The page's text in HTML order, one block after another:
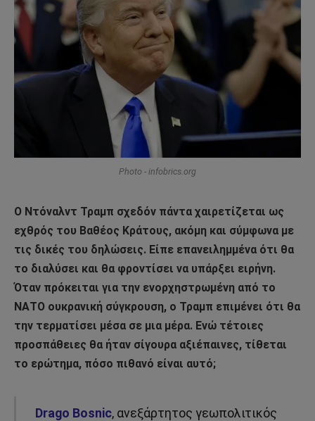
Photo - infobrics.org
Ο Ντόναλντ Τραμπ σχεδόν πάντα χαιρετίζεται ως
εχθρός του Βαθέος Κράτους, ακόμη και σύμφωνα με
τις δικές του δηλώσεις. Είπε επανειλημμένα ότι θα
το διαλύσει και θα φροντίσει να υπάρξει ειρήνη.
Όταν πρόκειται για την ενορχηστρωμένη από το
ΝΑΤΟ ουκρανική σύγκρουση, ο Τραμπ επιμένει ότι θα
την τερματίσει μέσα σε μια μέρα. Ενώ τέτοιες
προσπάθειες θα ήταν σίγουρα αξιέπαινες, τίθεται
το ερώτημα, πόσο πιθανό είναι αυτό;
Drago Bosnic, ανεξάρτητος γεωπολιτικός